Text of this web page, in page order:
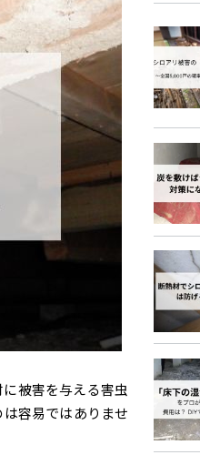
被害を与える害虫
容易ではありませ